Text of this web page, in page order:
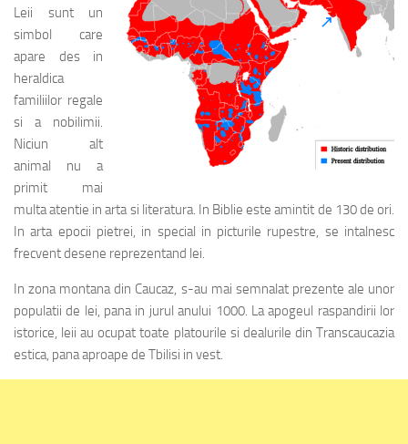
Leii sunt un
simbol care
apare des in
heraldica
familiilor regale
si a nobilimii.
Niciun alt
animal nu a
primit mai
multa atentie in arta si literatura. In Biblie este amintit de 130 de ori.
In arta epocii pietrei, in special in picturile rupestre, se intalnesc
frecvent desene reprezentand lei.
In zona montana din Caucaz, s-au mai semnalat prezente ale unor
populatii de lei, pana in jurul anului 1000. La apogeul raspandirii lor
istorice, leii au ocupat toate platourile si dealurile din Transcaucazia
estica, pana aproape de Tbilisi in vest.